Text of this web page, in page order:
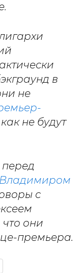
в
не
как не будут
Владимиром
с
они
премьера.